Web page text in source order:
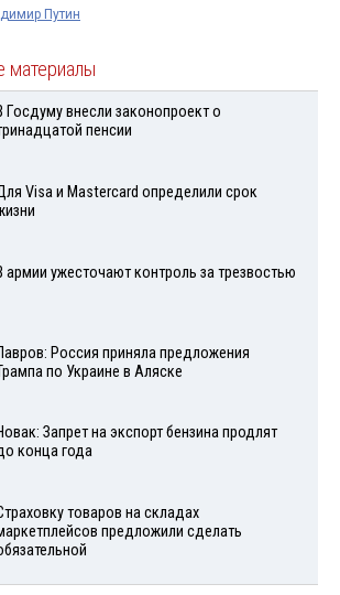
Путин
Госдуму внесли законопроект о
пенсии
Visа и Mastercard определили срок
армии ужесточают контроль за трезвостью
Россия приняла предложения
по Украине в Аляске
Запрет на экспорт бензина продлят
конца года
товаров на складах
предложили сделать